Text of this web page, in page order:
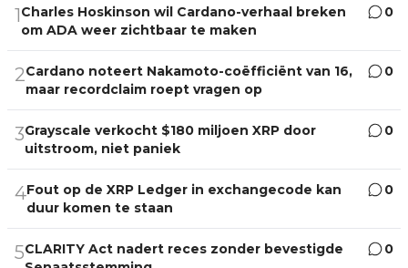
1Charles Hoskinson wil Cardano-verhaal breken
om ADA weer zichtbaar te maken
0
2Cardano noteert Nakamoto-coëfficiënt van 16,
maar recordclaim roept vragen op
0
3Grayscale verkocht $180 miljoen XRP door
uitstroom, niet paniek
0
4Fout op de XRP Ledger in exchangecode kan
duur komen te staan
0
5CLARITY Act nadert reces zonder bevestigde
0